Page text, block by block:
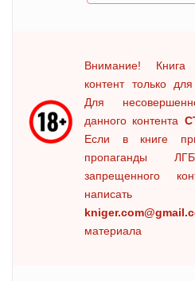
Внимание!
контент только
Для
данного контента
Если в книге
пропаганды
запрещенного
материала